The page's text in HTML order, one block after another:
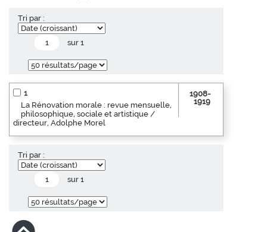
Tri par :
sur 1
1
La Rénovation morale : revue mensuelle,
philosophique, sociale et artistique /
directeur, Adolphe Morel
1908-
1919
Tri par :
sur 1